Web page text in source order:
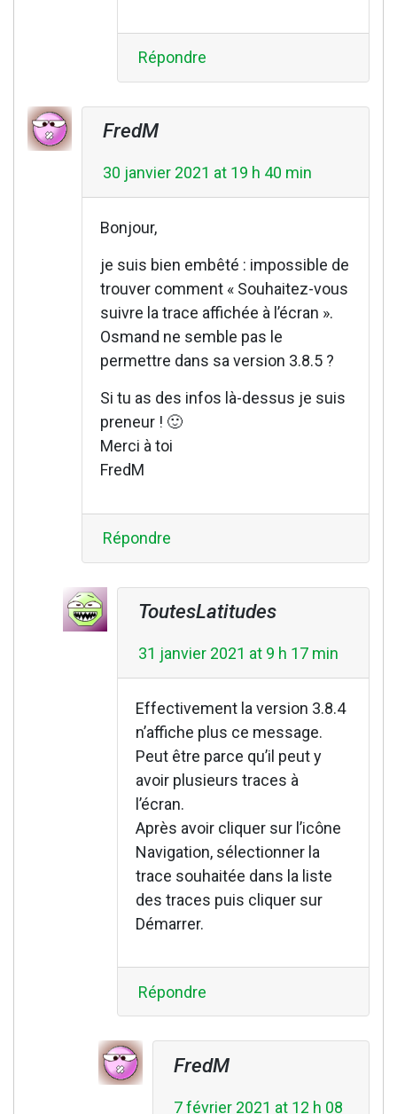
Répondre
FredM
30 janvier 2021 at 19 h 40 min
Bonjour,
je suis bien embêté : impossible de
trouver comment « Souhaitez-vous
suivre la trace affichée à l’écran ».
Osmand ne semble pas le
permettre dans sa version 3.8.5 ?
Si tu as des infos là-dessus je suis
preneur ! 🙂
Merci à toi
FredM
Répondre
ToutesLatitudes
31 janvier 2021 at 9 h 17 min
Effectivement la version 3.8.4
n’affiche plus ce message.
Peut être parce qu’il peut y
avoir plusieurs traces à
l’écran.
Après avoir cliquer sur l’icône
Navigation, sélectionner la
trace souhaitée dans la liste
des traces puis cliquer sur
Démarrer.
Répondre
FredM
7 février 2021 at 12 h 08